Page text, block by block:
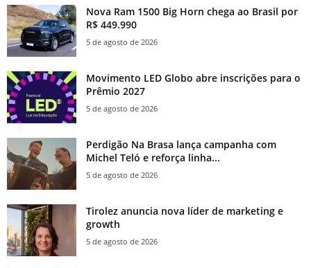
Nova Ram 1500 Big Horn chega ao Brasil por
R$ 449.990
5 de agosto de 2026
Movimento LED Globo abre inscrições para o
Prêmio 2027
5 de agosto de 2026
Perdigão Na Brasa lança campanha com
Michel Teló e reforça linha...
5 de agosto de 2026
Tirolez anuncia nova líder de marketing e
growth
5 de agosto de 2026